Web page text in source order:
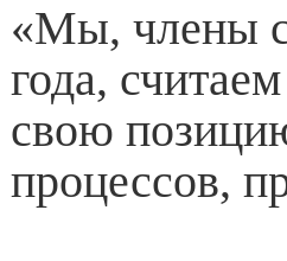
«Мы, члены
года,
свою
процессов,